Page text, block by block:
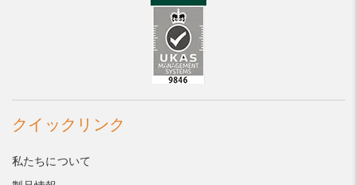
クイックリンク
私たちについて